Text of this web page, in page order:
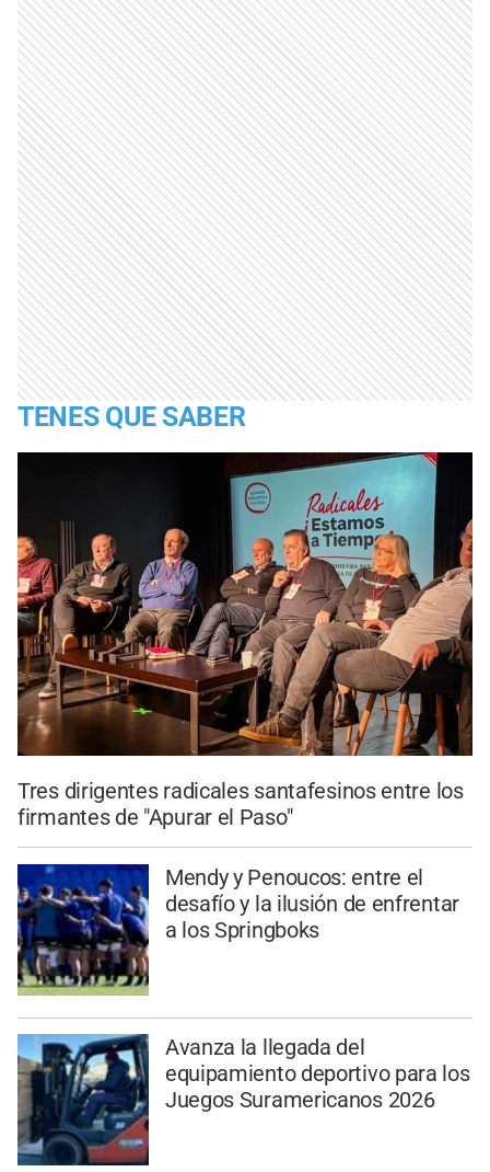
TENES QUE SABER
Tres dirigentes radicales santafesinos entre los
firmantes de "Apurar el Paso"
Mendy y Penoucos: entre el
desafío y la ilusión de enfrentar
a los Springboks
Avanza la llegada del
equipamiento deportivo para los
Juegos Suramericanos 2026